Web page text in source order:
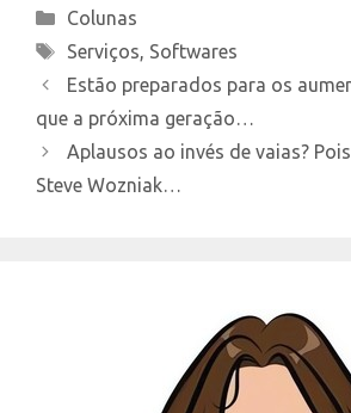
Categories
Colunas
Tags
Serviços, Softwares
Estão preparados para os
que a próxima geração…
Aplausos ao invés de vaias?
Steve Wozniak…